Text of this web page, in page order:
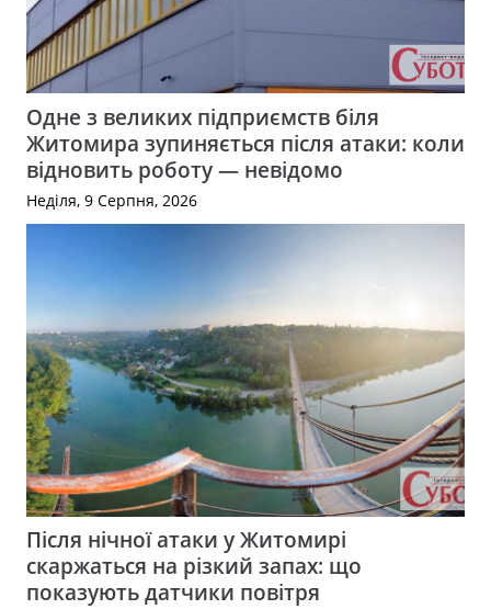
Одне з великих підприємств біля
Житомира зупиняється після атаки: коли
відновить роботу — невідомо
Неділя, 9 Серпня, 2026
Після нічної атаки у Житомирі
скаржаться на різкий запах: що
показують датчики повітря